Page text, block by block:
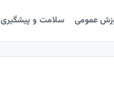
عمومی سلامت و پیشگیری